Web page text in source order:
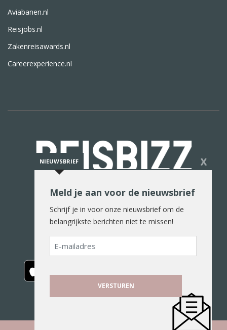
Aviabanen.nl
Reisjobs.nl
Zakenreisawards.nl
Careerexperience.nl
De reiswereld in woord en beeld
NIEUWSBRIEF X
Meld je aan voor de nieuwsbrief
Schrijf je in voor onze nieuwsbrief om de
belangrijkste berichten niet te missen!
E-
mailadres